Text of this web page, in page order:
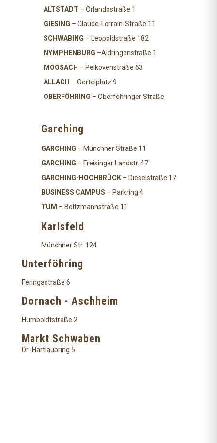
ALTSTADT – Orlandostraße 1
GIESING – Claude-Lorrain-Straße 11
SCHWABING – Leopoldstraße 182
NYMPHENBURG –Aldringenstraße 1
MOOSACH – Pelkovenstraße 63
ALLACH – Oertelplatz 9
OBERFÖHRING – Oberföhringer Straße
Garching
GARCHING – Münchner Straße 11
GARCHING – Freisinger Landstr. 47
GARCHING-HOCHBRÜCK– Dieselstraße 17
BUSINESS CAMPUS – Parkring 4
TUM – Boltzmannstraße 11
Karlsfeld
Münchner Str. 124
Unterföhring
Feringastraße 6
Dornach - Aschheim
Humboldtstraße 2
Markt Schwaben
Dr.-Hartlaubring 5